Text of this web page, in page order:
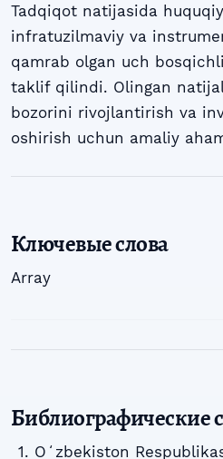
Tadqiqot natijasida
infratuzilmaviy va
qamrab olgan uch
taklif qilindi. Olingan
bozorini rivojlantirish va
oshirish uchun amaliy
Ключевые слова
Array
Библиографические
Oʻzbekiston